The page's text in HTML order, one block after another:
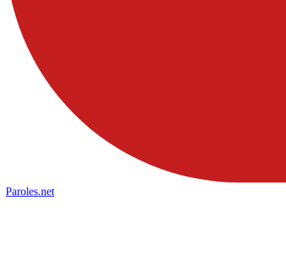
Paroles.net